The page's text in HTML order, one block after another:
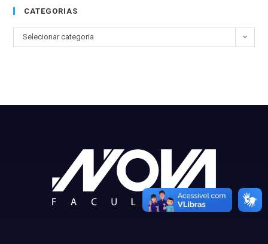
CATEGORIAS
Selecionar categoria